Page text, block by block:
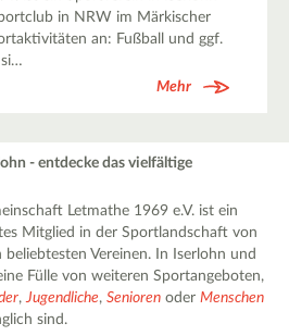
in NRW im Märkischer
an: Fußball und ggf.
si…
Mehr
- entdecke das vielfältige
Letmathe 1969 e.V. ist ein
Mitglied in der Sportlandschaft von
Vereinen. In Iserlohn und
Fülle von weiteren Sportangeboten,
,Jugendliche,Senioren oderMenschen
sind.